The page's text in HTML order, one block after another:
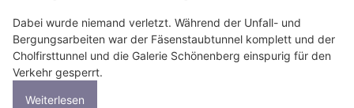
Dabei wurde niemand verletzt. Während der Unfall- und
Bergungsarbeiten war der Fäsenstaubtunnel komplett und der
Cholfirsttunnel und die Galerie Schönenberg einspurig für den
Verkehr gesperrt.
Weiterlesen